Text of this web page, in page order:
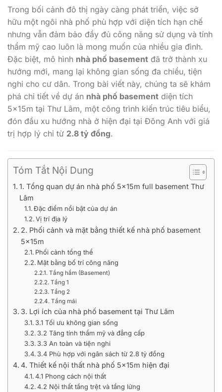
Trong bối cảnh đô thị ngày càng phát triển, việc sở
hữu một ngôi nhà phố phù hợp với diện tích hạn chế
nhưng vẫn đảm bảo đầy đủ công năng sử dụng và tính
thẩm mỹ cao luôn là mong muốn của nhiều gia đình.
Đặc biệt, mô hình nhà phố basement đã trở thành xu
hướng mới, mang lại không gian sống đa chiều, tiện
nghi cho cư dân. Trong bài viết này, chúng ta sẽ khám
phá chi tiết về dự án nhà phố basement diện tích
5x15m tại Thư Lâm, một công trình kiến trúc tiêu biểu,
đón đầu xu hướng nhà ở hiện đại tại Đông Anh với giá
trị hợp lý chỉ từ 2.8 tỷ đồng.
Tóm Tắt Nội Dung
1. Tổng quan dự án nhà phố 5x15m full basement Thư
Lâm
Đặc điểm nổi bật của dự án
Vị trí địa lý
2. Phối cảnh và mặt bằng thiết kế nhà phố basement
5x15m
Phối cảnh tổng thể
Mặt bằng bố trí công năng
Tầng hầm (Basement)
Tầng 1
Tầng 2
Tầng mái
3. Lợi ích của nhà phố basement tại Thư Lâm
3.1 Tối ưu không gian sống
3.2 Tăng tính thẩm mỹ và đẳng cấp
3.3 An toàn và tiện nghi
3.4 Phù hợp với ngân sách từ 2.8 tỷ đồng
4. Thiết kế nội thất nhà phố 5x15m hiện đại
4.1 Phong cách nội thất
4.2 Nội thất tầng trệt và tầng lửng